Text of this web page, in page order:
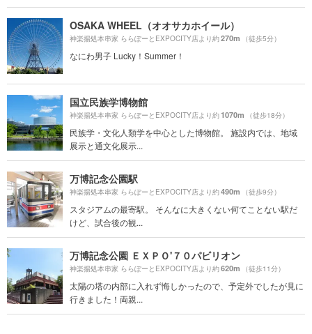
OSAKA WHEEL（オオサカホイール）
神楽揚処本串家 ららぽーとEXPOCITY店より約270m （徒歩5分）
なにわ男子 Lucky！Summer！
国立民族学博物館
神楽揚処本串家 ららぽーとEXPOCITY店より約1070m （徒歩18分）
民族学・文化人類学を中心とした博物館。 施設内では、地域
展示と通文化展示...
万博記念公園駅
神楽揚処本串家 ららぽーとEXPOCITY店より約490m （徒歩9分）
スタジアムの最寄駅。 そんなに大きくない何てことない駅だ
けど、試合後の観...
万博記念公園 ＥＸＰＯ'７０パビリオン
神楽揚処本串家 ららぽーとEXPOCITY店より約620m （徒歩11分）
太陽の塔の内部に入れず悔しかったので、予定外でしたが見に
行きました！両親...